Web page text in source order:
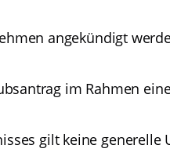
angekündigt
im Rahmen
gilt keine generelle